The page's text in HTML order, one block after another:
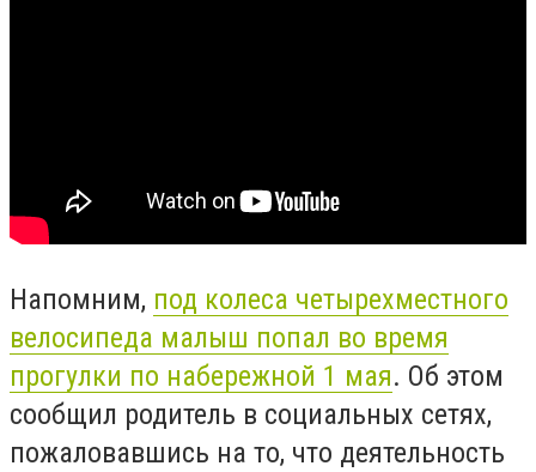
Напомним, под колеса четырехместного
велосипеда малыш попал во время
прогулки по набережной 1 мая. Об этом
сообщил родитель в социальных сетях,
пожаловавшись на то, что деятельность